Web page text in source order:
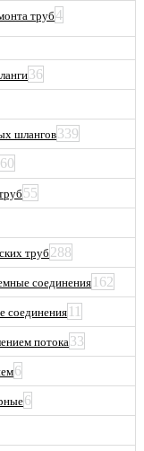
труб4
36
шлангов339
55
труб288
соединения 162
соединения11
потока33
6
6